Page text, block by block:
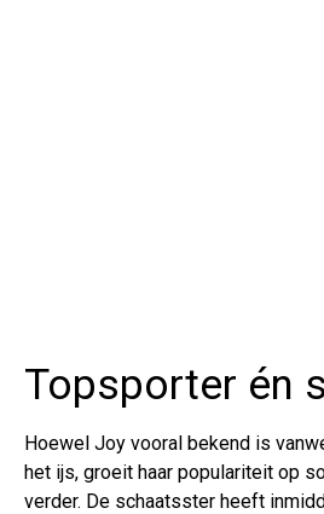
Topsporter én
Hoewel Joy vooral bekend is
het ijs, groeit haar populariteit op
verder. De schaatsster heeft